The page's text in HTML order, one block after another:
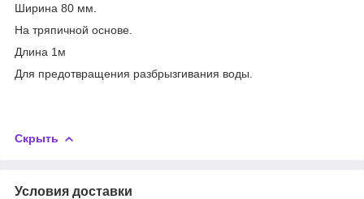
Ширина 80 мм.
На тряпичной основе.
Длина 1м
Для предотвращения разбрызгивания воды.
Скрыть
Условия доставки